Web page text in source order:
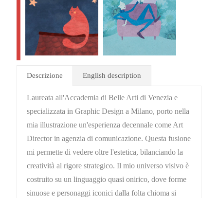
Descrizione English description
Laureata all'Accademia di Belle Arti di Venezia e
specializzata in Graphic Design a Milano, porto nella
mia illustrazione un'esperienza decennale come Art
Director in agenzia di comunicazione. Questa fusione
mi permette di vedere oltre l'estetica, bilanciando la
creatività al rigore strategico. Il mio universo visivo è
costruito su un linguaggio quasi onirico, dove forme
sinuose e personaggi iconici dalla folta chioma si